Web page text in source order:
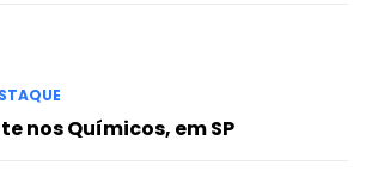
nos Químicos, em SP